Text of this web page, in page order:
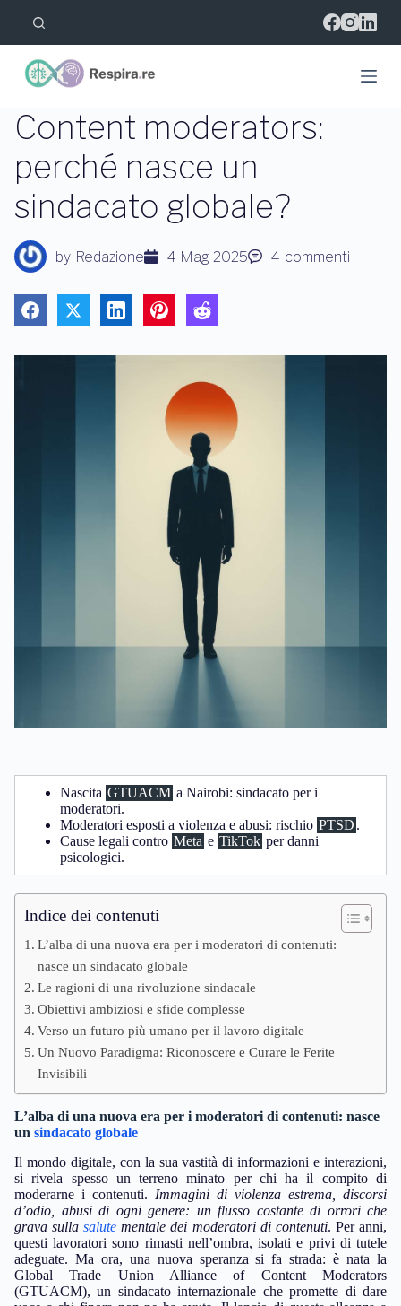
l
l
c
n
t
n
t
o
Content moderators:
perché nasce un
sindacato globale?
by Redazione 4 Mag 2025 4 commenti
Nascita GTUACM a Nairobi: sindacato per i
moderatori.
Moderatori esposti a violenza e abusi: rischio PTSD .
Cause legali contro Meta e TikTok per danni
psicologici.
Indice dei contenuti
L’alba di una nuova era per i moderatori di contenuti:
nasce un sindacato globale
Le ragioni di una rivoluzione sindacale
Obiettivi ambiziosi e sfide complesse
Verso un futuro più umano per il lavoro digitale
Un Nuovo Paradigma: Riconoscere e Curare le Ferite
Invisibili
L’alba di una nuova era per i moderatori di contenuti: nasce
un sindacato globale
Il mondo digitale, con la sua vastità di informazioni e interazioni,
si rivela spesso un terreno minato per chi ha il compito di
moderarne i contenuti. Immagini di violenza estrema, discorsi
d’odio, abusi di ogni genere: un flusso costante di orrori che
grava sullasalute mentale dei moderatori di contenuti. Per anni,
questi lavoratori sono rimasti nell’ombra, isolati e privi di tutele
adeguate. Ma ora, una nuova speranza si fa strada: è nata la
Global Trade Union Alliance of Content Moderators
(GTUACM), un sindacato internazionale che promette di dare